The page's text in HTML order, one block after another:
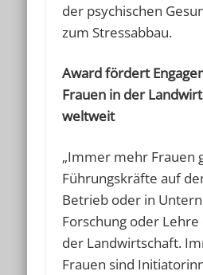
der psychischen
zum Stressabbau.
Award fördert
Frauen in der
weltweit
„Immer mehr Frauen
Führungskräfte auf
Betrieb oder in
Forschung oder
der Landwirtschaft.
Frauen sind